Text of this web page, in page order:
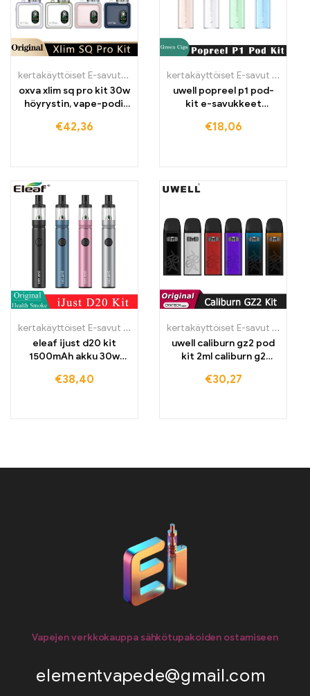
kertakäyttöiset E-savut
,kertakäyttöiset E-savut Suomi,
oxva xlim sq pro kit 30w
höyrystin, vape-podi,
€42,36
kertakäyttöiset E-savut Suomi
uwell popreel p1 pod-
kit e-savukkeet
€18,06
kertakäyttöiset E-savut Suomi kertakäyttöiset E-savut Suomi
eleaf ijust d20 kit
1500mAh akku 30w
savuke
€38,40
kertakäyttöiset E-savut Suomi
uwell caliburn gz2 pod
kit 2ml caliburn g2
€30,27
Vapejen verkkokauppa sähkötupakoiden ostamiseen
elementvapede@gmail.com